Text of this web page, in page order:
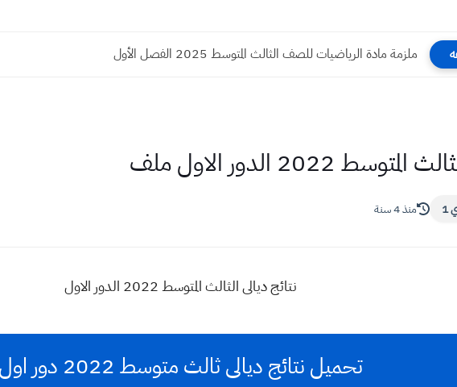
ملزمة مادة الرياضيات للصف الثالث المتوسط 2025 الفصل الأول
2022 الدور الاول ملف
1 منذ 4 سنة
نتائج ديالى الثالث المتوسط 2022 الدور الاول
تحميل نتائج ديالى ثالث متوسط 2022 دور اول